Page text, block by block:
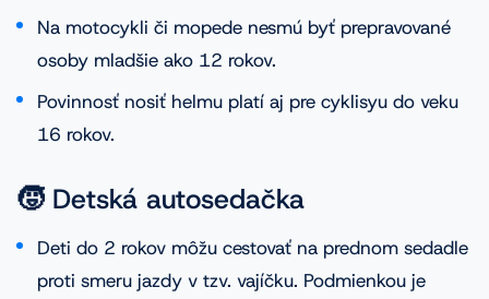
Na motocykli či mopede nesmú byť prepravované
osoby mladšie ako 12 rokov.
Povinnosť nosiť helmu platí aj pre cyklisyu do veku
16 rokov.
🧒 Detská autosedačka
Deti do 2 rokov môžu cestovať na prednom sedadle
proti smeru jazdy v tzv. vajíčku. Podmienkou je